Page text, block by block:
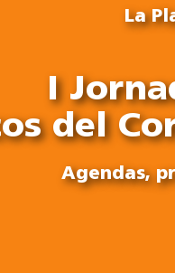
La
I
del
Agendas,